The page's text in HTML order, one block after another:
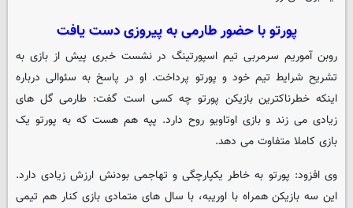
پورتو با حضور طارمی به پیروزی دست یافت
روبن آموریم سرمربی تیم اسپورتینگ در نشست خبری پیش از بازی به
تشریح شرایط تیم خود و پورتو پرداخت. او در پاسخ به سئوالی درباره
اینکه خطرناکترین بازیکن پورتو چه کسی است گفت: طارمی گل های
زیادی می زند و بازی اوتاویو روح دارد. پپه هم هست که به پورتو یک
بازی کاملا متفاوت می دهد.
وی افزود: پورتو به خاطر یکپارچگی و تهاجمی بودنش ارزش زیادی دارد.
این سه بازیکن همراه با اوریبه، با سال های متمادی بازی کنار هم تیمی